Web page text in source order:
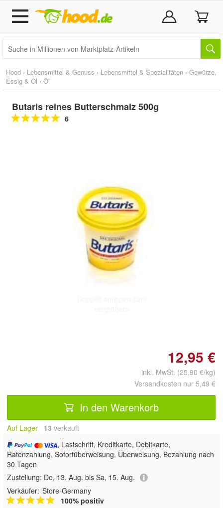
Hood › Lebensmittel & Genuss › Lebensmittel & Spezialitäten › Gewürze,
Essig & Öl › Öl
Butaris reines Butterschmalz 500g
6
12,95 €
inkl. MwSt. (25,90 €/kg)
Versandkosten nur 5,49 €
In den Warenkorb
Auf Lager 13 verkauft
, Lastschrift, Kreditkarte, Debitkarte,
Ratenzahlung, Sofortüberweisung, Überweisung, Bezahlung nach
30 Tagen
Zustellung: Do, 13. Aug. bis Sa, 15. Aug.
Verkäufer: Store-Germany
100% positiv